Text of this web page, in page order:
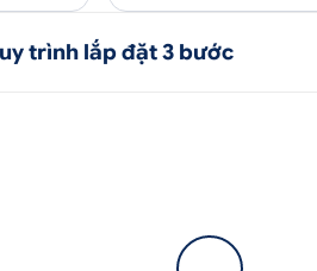
trình lắp đặt 3 bước